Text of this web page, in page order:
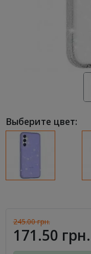
Выберите цвет:
245.00 грн.
171.50 грн.